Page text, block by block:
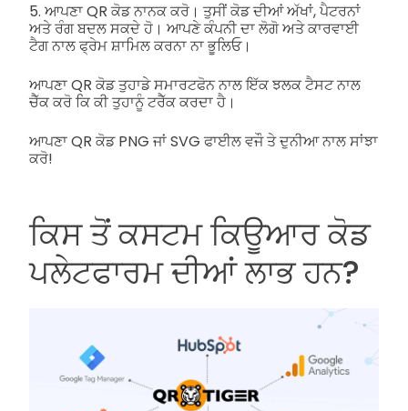
5. ਆਪਣਾ QR ਕੋਡ ਨਾਨਕ ਕਰੋ। ਤੁਸੀਂ ਕੋਡ ਦੀਆਂ ਅੱਖਾਂ, ਪੈਟਰਨਾਂ
ਅਤੇ ਰੰਗ ਬਦਲ ਸਕਦੇ ਹੋ। ਆਪਣੇ ਕੰਪਨੀ ਦਾ ਲੋਗੋ ਅਤੇ ਕਾਰਵਾਈ
ਟੈਗ ਨਾਲ ਫ੍ਰੇਮ ਸ਼ਾਮਿਲ ਕਰਨਾ ਨਾ ਭੂਲਿਓ।
ਆਪਣਾ QR ਕੋਡ ਤੁਹਾਡੇ ਸਮਾਰਟਫੋਨ ਨਾਲ ਇੱਕ ਝਲਕ ਟੈਸਟ ਨਾਲ
ਚੈੱਕ ਕਰੋ ਕਿ ਕੀ ਤੁਹਾਨੂੰ ਟਰੈੱਕ ਕਰਦਾ ਹੈ।
ਆਪਣਾ QR ਕੋਡ PNG ਜਾਂ SVG ਫਾਈਲ ਵਜੌ ਤੇ ਦੁਨੀਆ ਨਾਲ ਸਾਂਝਾ
ਕਰੋ!
ਕਿਸ ਤੋਂ ਕਸਟਮ ਕਿਊਆਰ ਕੋਡ
ਪਲੇਟਫਾਰਮ ਦੀਆਂ ਲਾਭ ਹਨ?